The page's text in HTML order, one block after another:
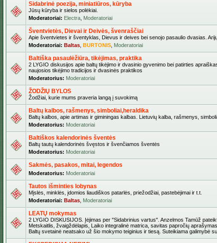
Sidabrinė poezija, miniatiūros, kūryba
Jūsų kūryba ir sielos polėkiai.
Moderatoriai: Electra Moderatoriai
Šventvietės, Dievai ir Deivės, švenraščiai
Apie šventvietes ir šventyklas, Dievus ir deives bei senojo pasaulio dvasias.
Moderatoriai: Baltas BURTONIS Moderatoriai
Baltiška pasaulėžiūra, tikėjimas, praktika
2 LYGIO diskusijos apie baltų tikėjimo ir dvasinio gyvenimo bei patirties
naujosios tikėjimo tradicijos ir dvasinės praktikos
Moderatorius: Moderatoriai
ŽODŽIŲ BYLOS
Žodžiai, kurie mums praveria langą į suvokimą
Baltų kalbos, rašmenys, simboliai,heraldika
Baltų kalbos, apie artimas ir giminingas kalbas. Lietuvių kalba, rašmenys,
Moderatorius: Moderatoriai
Baltiškos kalendorinės šventės
Baltų tautų kalendorinės švęstos ir švenčiamos šventės
Moderatorius: Moderatoriai
Sakmės, pasakos, mitai, legendos
Moderatorius: Moderatoriai
Tautos išminties lobynas
Mįslės, minklės, įdomios liaudiškos patarlės, priežodžiai, pastebėjimai ir t.t.
Moderatoriai: Baltas Moderatoriai
LEATŲ mokymas
2 LYGIO DISKUSIJOS. Įėjimas per "Sidabrinius vartus". Anzelmos Tamūž
Metskaitlis, žvaigždėlapis, Laiko integralinė matrica, savitas papročių
Baltų svetainė neatsako už šio mokymo teiginius ir tiesą. Suteikiama galimybė